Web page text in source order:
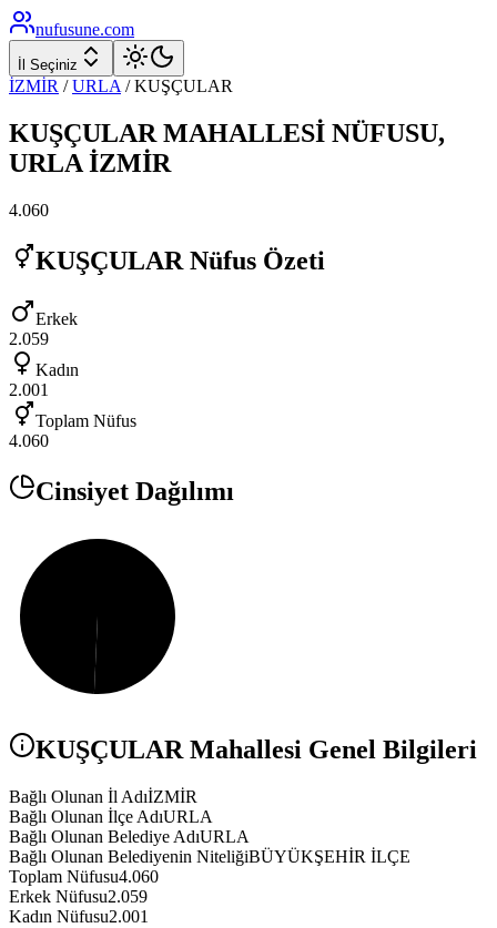
nufusune.com
İl Seçiniz
İZMİR / URLA /KUŞÇULAR
KUŞÇULAR MAHALLESİ NÜFUSU,
URLA İZMİR
4.060
KUŞÇULAR Nüfus Özeti
Erkek
2.059
Kadın
2.001
Toplam Nüfus
4.060
Cinsiyet Dağılımı
KUŞÇULARMahallesi Genel Bilgileri
Bağlı Olunan İl AdıİZMİR
Bağlı Olunan İlçe AdıURLA
Bağlı Olunan Belediye AdıURLA
Bağlı Olunan Belediyenin NiteliğiBÜYÜKŞEHİR İLÇE
Toplam Nüfusu4.060
Erkek Nüfusu2.059
Kadın Nüfusu2.001